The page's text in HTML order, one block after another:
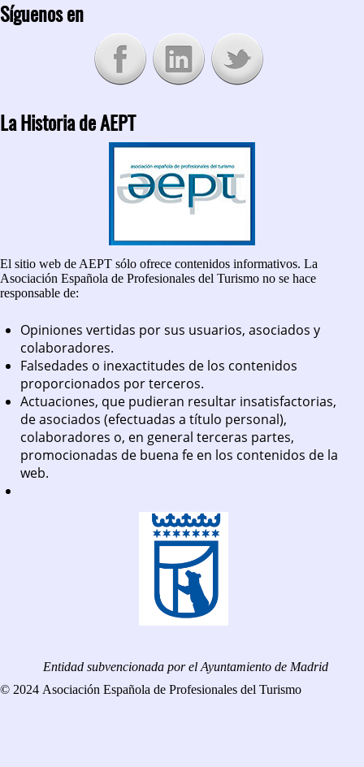
Síguenos en
La Historia de AEPT
El sitio web de AEPT sólo ofrece contenidos informativos. La
Asociación Española de Profesionales del Turismo no se hace
responsable de:
Opiniones vertidas por sus usuarios, asociados y
colaboradores.
Falsedades o inexactitudes de los contenidos
proporcionados por terceros.
Actuaciones, que pudieran resultar insatisfactorias,
de asociados (efectuadas a título personal),
colaboradores o, en general terceras partes,
promocionadas de buena fe en los contenidos de la
web.
Entidad subvencionada por el Ayuntamiento de Madrid
© 2024 Asociación Española de Profesionales del Turismo